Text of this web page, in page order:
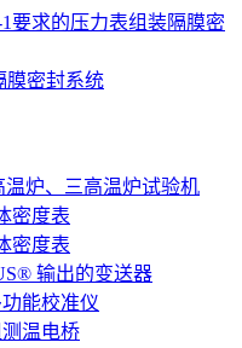
1要求的压力表组装隔膜密
膜密封系统
温炉、三高温炉试验机
密度表
密度表
输出的变送器
能校准仪
温电桥